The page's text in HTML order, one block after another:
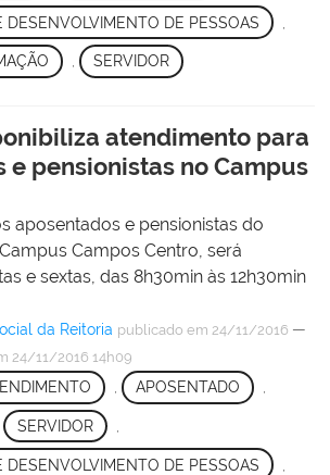
DESENVOLVIMENTO DE PESSOAS
, SERVIDOR
atendimento para
e pensionistas no Campus
aposentados e pensionistas do
Campos Centro, será
e sextas, das 8h30min às 12h30min
da Reitoria publicado em 24/11/2016 —
24/11/2016 14h09
APOSENTADO
SERVIDOR
DESENVOLVIMENTO DE PESSOAS